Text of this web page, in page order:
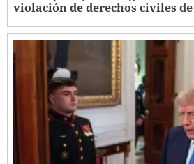
violación de derechos civiles